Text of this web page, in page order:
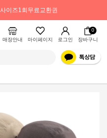
사이즈1회무료교환권
매장안내 마이페이지 로그인
0
장바구니